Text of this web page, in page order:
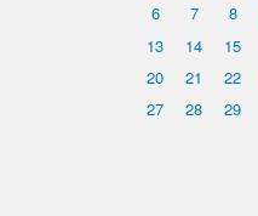
6
7 8
13
14 15
20
21 22
27
28 29